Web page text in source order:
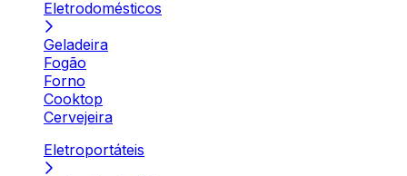
Eletrodomésticos
Geladeira
Fogão
Forno
Cooktop
Cervejeira
Eletroportáteis